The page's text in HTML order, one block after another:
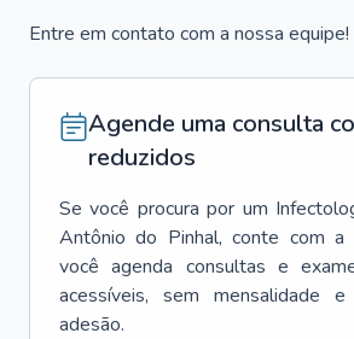
Entre em contato com a nossa equipe!
Agende uma consulta
reduzidos
Se você procura por um
Antônio do Pinhal, conte com a
você agenda consultas e
acessíveis, sem mensalidade
adesão.